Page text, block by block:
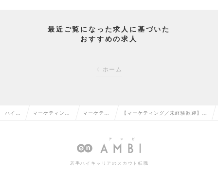
最近ご覧になった求人に基づいた
おすすめの求人
ホーム
ハイク マーケティン マーケティ
企画の転職
【マーケティング／未経験歓迎】F
トアップ100選企業の求人情報
若手ハイキャリアのスカウト転職